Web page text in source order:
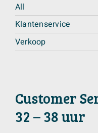
All
Klantenservice
Verkoop
Customer
32 – 38 uur